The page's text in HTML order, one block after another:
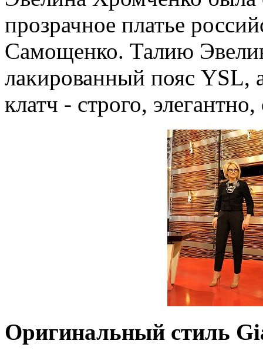
прозрачное платье
Самощенко. Талию
лакированный пояс
клатч - строго,
Оригинальный стиль